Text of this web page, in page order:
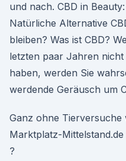
und nach. CBD in
Natürliche Alternative
bleiben? Was ist CBD?
letzten paar Jahren
haben, werden Sie
werdende Geräusch um
Ganz ohne Tierversuche
Marktplatz-
?